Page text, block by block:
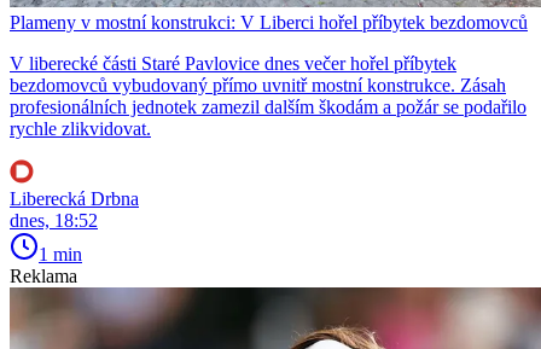
Plameny v mostní konstrukci: V Liberci hořel příbytek bezdomovců
V liberecké části Staré Pavlovice dnes večer hořel příbytek
bezdomovců vybudovaný přímo uvnitř mostní konstrukce. Zásah
profesionálních jednotek zamezil dalším škodám a požár se podařilo
rychle zlikvidovat.
Liberecká Drbna
dnes, 18:52
1 min
Reklama